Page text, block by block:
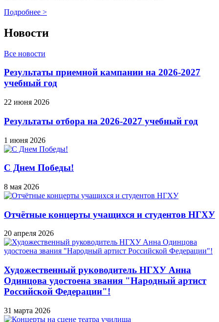
Подробнее >
Новости
Все новости
Результаты приемной кампании на 2026-2027
учебный год
22 июня 2026
Результаты отбора на 2026-2027 учебный год
1 июня 2026
С Днем Победы!
8 мая 2026
Отчётные концерты учащихся и студентов НГХУ
20 апреля 2026
Художественный руководитель НГХУ Анна
Одинцова удостоена звания "Народный артист
Российской Федерации"!
31 марта 2026